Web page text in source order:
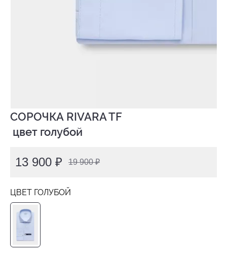
СОРОЧКА RIVARA TF
цвет голубой
13 900 ₽ 19 900 ₽
ЦВЕТ ГОЛУБОЙ